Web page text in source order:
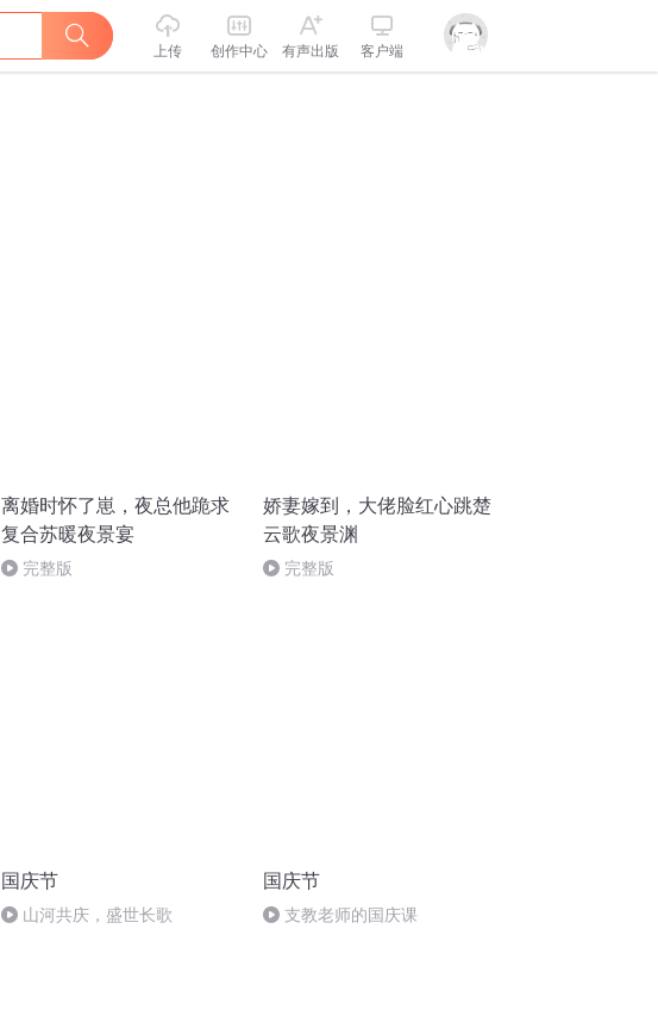
上传 创作中心 有声出版 客户端
离婚时怀了崽，夜总他跪求
复合苏暖夜景宴
完整版
娇妻嫁到，大佬脸红心跳楚
云歌夜景渊
完整版
国庆节
山河共庆，盛世长歌
国庆节
支教老师的国庆课